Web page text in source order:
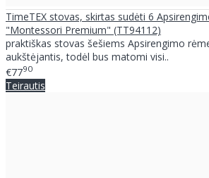
TimeTEX stovas, skirtas sudėti 6
"Montessori Premium" (TT94112)
praktiškas stovas šešiems Apsirengimo
aukštėjantis, todėl bus matomi visi..
€7790
Teirautis